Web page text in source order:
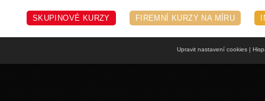
SKUPINOVÉ KURZY FIREMNÍ KURZY NA MÍRU
Upravit nastavení cookies|